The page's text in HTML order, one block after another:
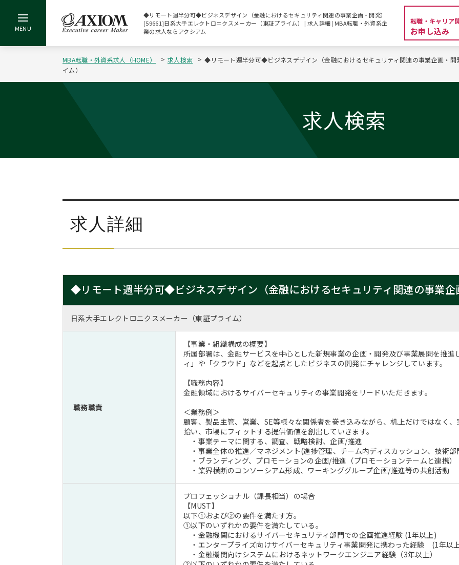
◆リモート週半分可◆ビジネスデザイン（金融におけるセキュリティ関連の事業企画・開発）
[59661]日系大手エレクトロニクスメーカー（東証プライム） | 求人詳細 | MBA転職・外資系企
業の求人ならアクシアム
転職・キャリア
お申し込み
MBA転職・外資系求人（HOME） 求人検索
◆リモート週半分可◆ビジネスデザイン（金融におけるセキュリティ関連の事業企画・
イム）
求人検索
求人詳細
◆リモート週半分可◆ビジネスデザイン（金融におけるセキュリティ関連の事業
日系大手エレクトロニクスメーカー（東証プライム）
職務職責
【事業・組織構成の概要】
所属部署は、金融サービスを中心とした新規事業の企画・開発及び事業展開を推
ィ」や「クラウド」などを起点としたビジネスの開発にチャレンジしています。
【職務内容】
金融領域におけるサイバーセキュリティの事業開発をリードいただきます。
＜業務例＞
顧客、製品主管、営業、SE等様々な関係者を巻き込みながら、机上だけではなく
拾い、市場にフィットする提供価値を創出していきます。
・事業テーマに関する、調査、戦略検討、企画/推進
・事業全体の推進／マネジメント(進捗管理、チーム内ディスカッション、技術
・ブランディング、プロモ－ションの企画/推進（プロモーションチームと連携）
・業界横断のコンソーシアム形成、ワーキンググループ企画/推進等の共創活動
プロフェッショナル（課長相当）の場合
【MUST】
以下①および②の要件を満たす方。
①以下のいずれかの要件を満たしている。
・金融機関におけるサイバーセキュリティ部門での企画推進経験 (1年以上)
・エンタープライズ向けサイバーセキュリティ事業開発に携わった経験 (1年以
・金融機関向けシステムにおけるネットワークエンジニア経験（3年以上）